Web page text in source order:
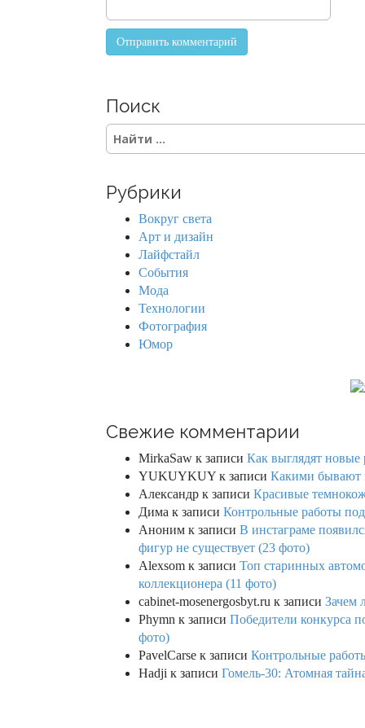
Поиск
S
e
c
Рубрики
Вокруг света
Арт и дизайн
Лайфстайл
События
Мода
Технологии
Фотография
Юмор
Свежие комментарии
MirkaSaw к записи Как выглядят новые
YUKUYKUY к записи Какими бывают
Александр к записи Красивые
Дима к записи Контрольные работы
Аноним к записи В инстаграме
фигур не существует (23 фото)
Alexsom к записи Топ старинных
коллекционера (11 фото)
cabinet-mosenergosbyt.ru к записи Зачем
Phymn к записи Победители конкурса
фото)
PavelCarse к записи Контрольные
Hadji к записи Гомель-30: Атомная